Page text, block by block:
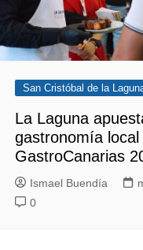
San Cristóbal de la
La Laguna
gastronomía local
GastroCanarias
Ismael Buendía
0